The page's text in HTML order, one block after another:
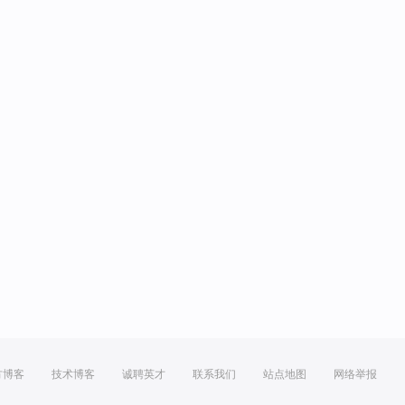
博客 技术博客 诚聘英才 联系我们 站点地图 网络举报